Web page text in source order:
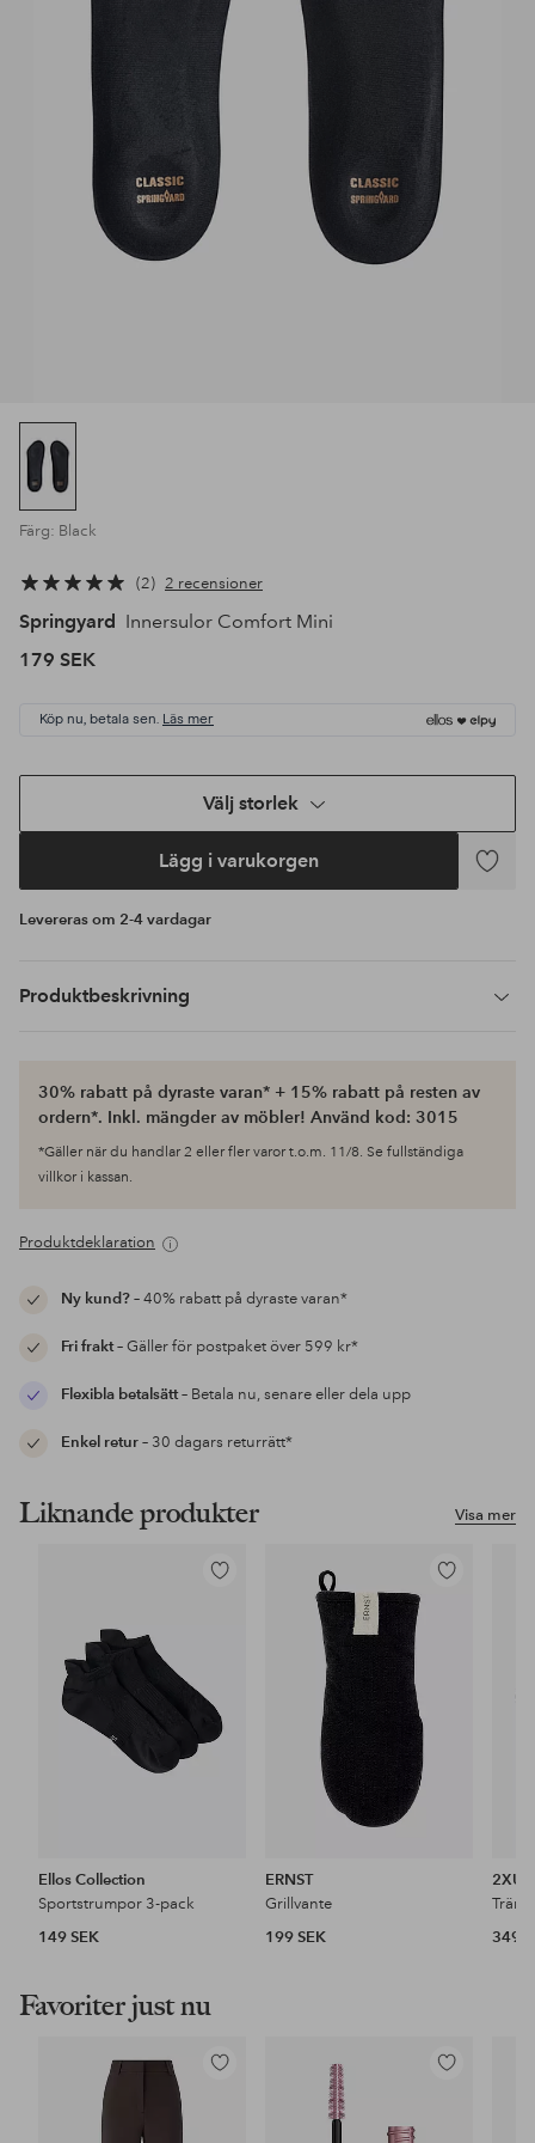
Färg: Black
2 2 recensioner
Springyard
Innersulor Comfort Mini
179 SEK
Köp nu, betala sen. Läs mer
Välj storlek
Lägg i varukorgen
Lägg
Levereras om 2-4 vardagar
Produktbeskrivning
30% rabatt på dyraste varan* + 15% rabatt på resten av
ordern*. Inkl. mängder av möbler! Använd kod: 3015
*Gäller när du handlar 2 eller fler varor t.o.m. 11/8. Se fullständiga
villkor i kassan.
Produktdeklaration
Ny kund?– 40% rabatt på dyraste varan*
Fri frakt– Gäller för postpaket över 599 kr*
Flexibla betalsätt– Betala nu, senare eller dela upp
Enkel retur– 30 dagars returrätt*
Visa mer
Liknande produkter
Lägg
Ellos Collection
Sportstrumpor 3-pack
149 SEK
Lägg
ERNST
Grillvante
199 SEK
2XU
349
Favoriter just nu
Lägg
Lägg